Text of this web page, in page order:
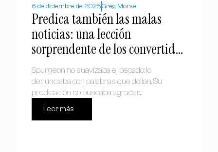
6 de diciembre de 2025Greg Morse
Predica también las malas
noticias: una lección
sorprendente de los convertidos
de Spurgeon
Spurgeon no suavizaba el pecado: lo
denunciaba con palabras que dolían. Su
predicación no buscaba agradar,...
Leer más